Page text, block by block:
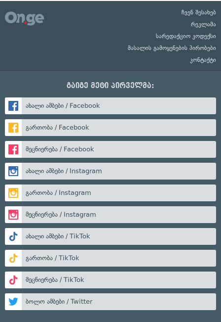
ჩვენ შესახებ
რეკლამა
სარედაქციო კოდექსი
მასალის გამოყენების პირობები
კონტაქტი
გაიგე მეტი პირველმა:
ახალი ამბები / Facebook
გართობა / Facebook
მეცნიერება / Facebook
ახალი ამბები / Instagram
გართობა / Instagram
მეცნიერება / Instagram
ახალი ამბები / TikTok
გართობა / TikTok
მეცნიერება / TikTok
ბოლო ამბები / Twitter